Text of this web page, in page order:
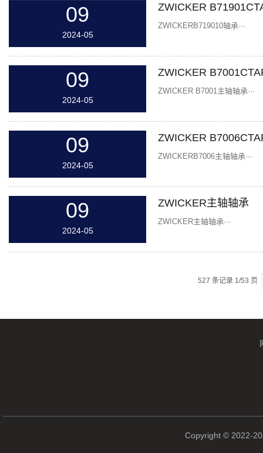
09
2024-05
ZWICKER
ZWICKERB719010轴承···
09
2024-05
ZWICKER
ZWICKER B7001主轴轴承···
09
2024-05
ZWICKER
ZWICKERB7006主轴轴承···
09
2024-05
ZWICKER主轴轴承
ZWICKER主轴轴承···
527 条记录 1/53 页
Copyright © 2022-